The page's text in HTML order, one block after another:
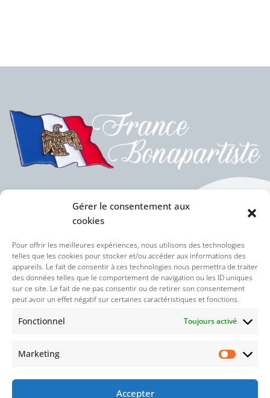
Gérer le consentement aux
cookies
Pour offrir les meilleures expériences, nous utilisons des technologies
telles que les cookies pour stocker et/ou accéder aux informations des
appareils. Le fait de consentir à ces technologies nous permettra de traiter
des données telles que le comportement de navigation ou les ID uniques
sur ce site. Le fait de ne pas consentir ou de retirer son consentement
peut avoir un effet négatif sur certaines caractéristiques et fonctions.
Fonctionnel Toujours activé
Marketing
Accepter
Politique des cookies (UE)
Politique de confidentialité
Nos réseaux sociaux :